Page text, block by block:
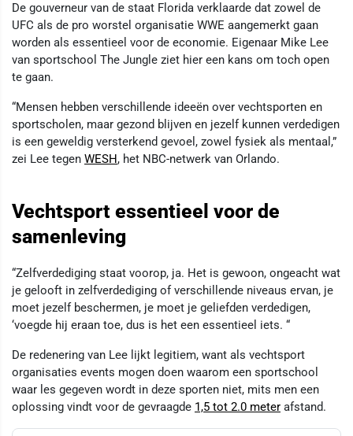
De gouverneur van de staat Florida verklaarde dat zowel de
UFC als de pro worstel organisatie WWE aangemerkt gaan
worden als essentieel voor de economie. Eigenaar Mike Lee
van sportschool The Jungle ziet hier een kans om toch open
te gaan.
“Mensen hebben verschillende ideeën over vechtsporten en
sportscholen, maar gezond blijven en jezelf kunnen verdedigen
is een geweldig versterkend gevoel, zowel fysiek als mentaal,”
zei Lee tegen WESH, het NBC-netwerk van Orlando.
Vechtsport essentieel voor de
samenleving
“Zelfverdediging staat voorop, ja. Het is gewoon, ongeacht wat
je gelooft in zelfverdediging of verschillende niveaus ervan, je
moet jezelf beschermen, je moet je geliefden verdedigen,
‘voegde hij eraan toe, dus is het een essentieel iets. “
De redenering van Lee lijkt legitiem, want als vechtsport
organisaties events mogen doen waarom een sportschool
waar les gegeven wordt in deze sporten niet, mits men een
oplossing vindt voor de gevraagde 1,5 tot 2.0 meter afstand.